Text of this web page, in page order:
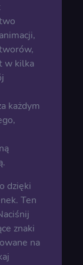
w kilka
każdym
dzięki
Ten
znaki
na